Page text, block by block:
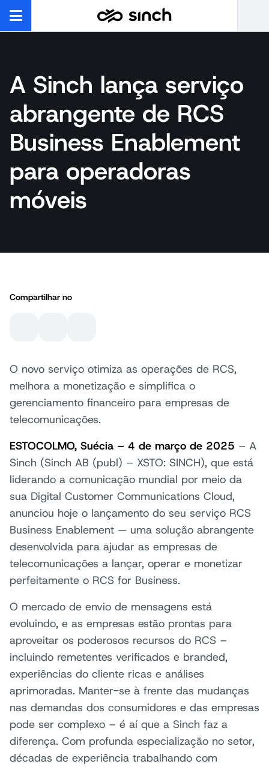
A Sinch lança serviço
abrangente de RCS
Business Enablement
para operadoras
móveis
Compartilhar no
O novo serviço otimiza as operações de RCS,
melhora a monetização e simplifica o
gerenciamento financeiro para empresas de
telecomunicações.
ESTOCOLMO, Suécia – 4 de março de 2025 – A
Sinch (Sinch AB (publ) – XSTO: SINCH), que está
liderando a comunicação mundial por meio da
sua Digital Customer Communications Cloud,
anunciou hoje o lançamento do seu serviço RCS
Business Enablement — uma solução abrangente
desenvolvida para ajudar as empresas de
telecomunicações a lançar, operar e monetizar
perfeitamente o RCS for Business.
O mercado de envio de mensagens está
evoluindo, e as empresas estão prontas para
aproveitar os poderosos recursos do RCS –
incluindo remetentes verificados e branded,
experiências do cliente ricas e análises
aprimoradas. Manter-se à frente das mudanças
nas demandas dos consumidores e das empresas
pode ser complexo – é aí que a Sinch faz a
diferença. Com profunda especialização no setor,
décadas de experiência trabalhando com